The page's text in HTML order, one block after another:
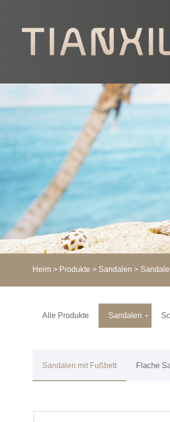
Heim > Produkte > Sandalen >
Alle Produkte Sandalen
Sandalen mit Fußbett Flache